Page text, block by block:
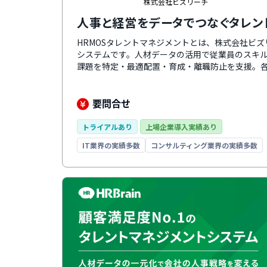
人事と経営をデータでつなぐタレ
HRMOSタレントマネジメントとは、株式会社ビ
システムです。人材データの活用で従業員のスキ
課題を特定・最適配置・育成・離職防止を支援。
携も強化しており、HRMOS採用やHRMOS勤怠
ります。
要問合せ
トライアルあり
上場企業導入実績あり
IT業界の実績多数
コンサルティング業界の実績多数